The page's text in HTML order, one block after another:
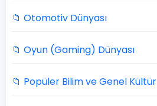
📁 Otomotiv Dünyası
📁 Oyun (Gaming) Dünyası
📁 Popüler Bilim ve Genel Kültür